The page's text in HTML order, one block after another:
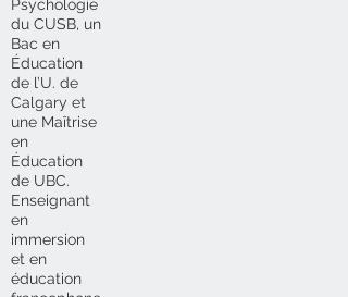
Psychologie
du CUSB, un
Bac en
Éducation
de l’U. de
Calgary et
une Maîtrise
en
Éducation
de UBC.
Enseignant
en
immersion
et en
éducation